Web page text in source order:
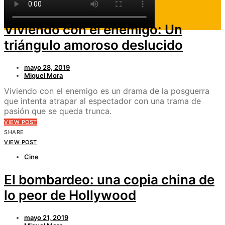
Cine
Viviendo con el enemigo: Un
triángulo amoroso deslucido
mayo 28, 2019
Miguel Mora
Viviendo con el enemigo es un drama de la posguerra
que intenta atrapar al espectador con una trama de
pasión que se queda trunca.
VIEW POST
SHARE
VIEW POST
Cine
El bombardeo: una copia china de
lo peor de Hollywood
mayo 21, 2019